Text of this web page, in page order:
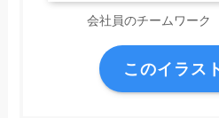
会社員のチームワー
このイラス